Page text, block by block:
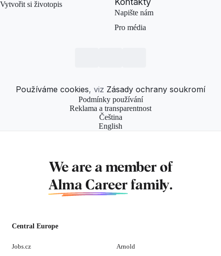
Vytvořit si životopis
Napište nám
Pro média
Používáme cookies, viz Zásady ochrany soukromí
Podmínky používání
Reklama a transparentnost
Čeština
English
We are a member of
Alma Career family.
Central Europe
Jobs.cz
Arnold